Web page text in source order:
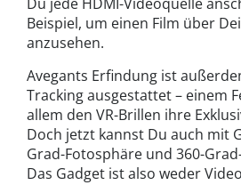
Beispiel, um einen Film über
anzusehen.
Avegants Erfindung ist
Tracking ausgestattet – einem
allem den VR-Brillen ihre
Doch jetzt kannst Du auch mit
Grad-Fotosphäre und 360-
Das Gadget ist also weder